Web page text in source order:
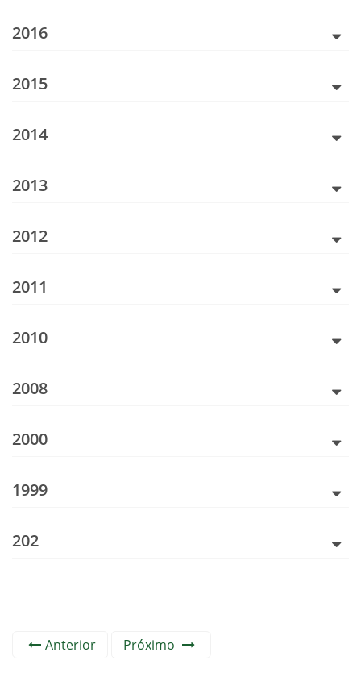
2016
2015
2014
2013
2012
2011
2010
2008
2000
1999
202
Anterior Próximo